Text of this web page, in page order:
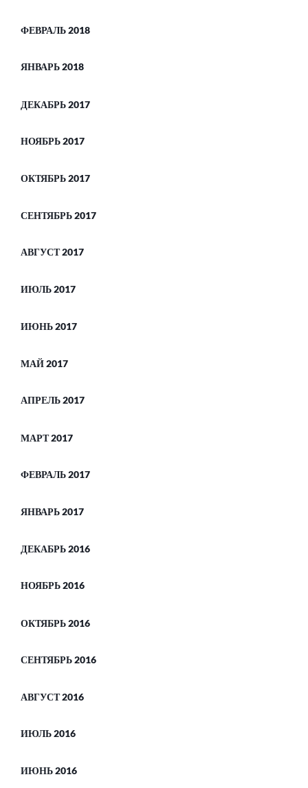
ФЕВРАЛЬ 2018
ЯНВАРЬ 2018
ДЕКАБРЬ 2017
НОЯБРЬ 2017
ОКТЯБРЬ 2017
СЕНТЯБРЬ 2017
АВГУСТ 2017
ИЮЛЬ 2017
ИЮНЬ 2017
МАЙ 2017
АПРЕЛЬ 2017
МАРТ 2017
ФЕВРАЛЬ 2017
ЯНВАРЬ 2017
ДЕКАБРЬ 2016
НОЯБРЬ 2016
ОКТЯБРЬ 2016
СЕНТЯБРЬ 2016
АВГУСТ 2016
ИЮЛЬ 2016
ИЮНЬ 2016